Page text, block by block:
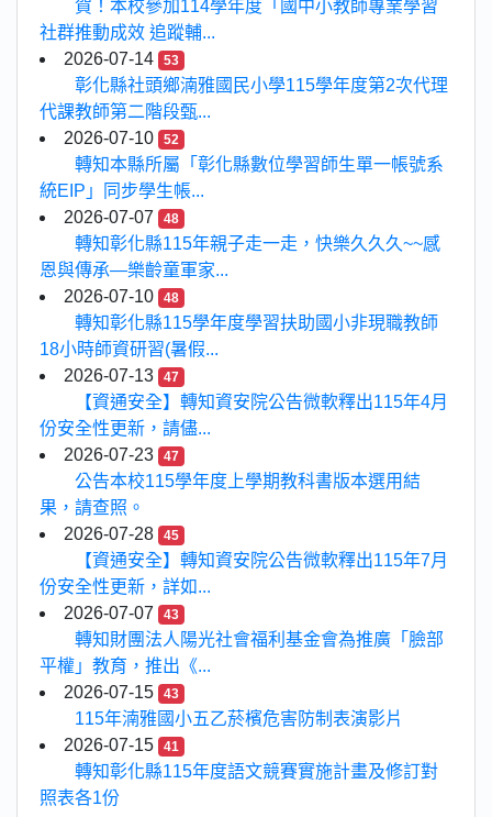
賀！本校參加114學年度「國中小教師專業學習
社群推動成效 追蹤輔...
2026-07-14
53
彰化縣社頭鄉湳雅國民小學115學年度第2次代理
代課教師第二階段甄...
2026-07-10
52
轉知本縣所屬「彰化縣數位學習師生單一帳號系
統EIP」同步學生帳...
2026-07-07
48
轉知彰化縣115年親子走一走，快樂久久久~~感
恩與傳承—樂齡童軍家...
2026-07-10
48
轉知彰化縣115學年度學習扶助國小非現職教師
18小時師資研習(暑假...
2026-07-13
47
【資通安全】轉知資安院公告微軟釋出115年4月
份安全性更新，請儘...
2026-07-23
47
公告本校115學年度上學期教科書版本選用結
果，請查照。
2026-07-28
45
【資通安全】轉知資安院公告微軟釋出115年7月
份安全性更新，詳如...
2026-07-07
43
轉知財團法人陽光社會福利基金會為推廣「臉部
平權」教育，推出《...
2026-07-15
43
115年湳雅國小五乙菸檳危害防制表演影片
2026-07-15
41
轉知彰化縣115年度語文競賽實施計畫及修訂對
照表各1份